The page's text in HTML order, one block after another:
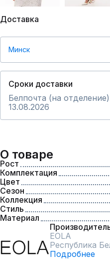
Доставка
Минск
Сроки доставки
Белпочта (на
13.08.2026
О товаре
Рост
Комплектация
Цвет
Сезон
Коллекция
Стиль
Материал
EOLA
Республика
Подробнее